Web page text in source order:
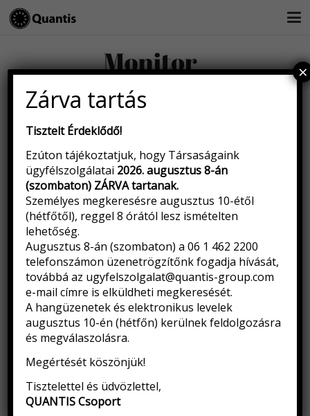
Nem tudott eleget tenni fizetési kötelezettségeinek határidőre,
legnagyobb bankja. A hazájában 20 százalékos piaci
rendelkező 145 éves Banco Espirito Santo Dél-Amerikában és
Afrikában is komoly pozíciókat szerzett.
A pénzügyi problémák éppen az elmúlt 25 év agresszív
több mint 2 milliós ügyfélszám elérésére saját erőből nem
futotta, a növekedés finanszírozásához felvett hitelek
Zárva tartás
Tisztelt Érdeklődő!
Ezúton tájékoztatjuk, hogy Társaságaink
ügyfélszolgálatai 2026. augusztus 8-án
(szombaton) ZÁRVA tartanak.
Személyes megkeresésre augusztus 10-étől
(hétfőtől), reggel 8 órától lesz ismételten
lehetőség.
Augusztus 8-án (szombaton) a 06 1 462 2200
telefonszámon üzenetrögzítőnk fogadja hívását,
továbbá az ugyfelszolgalat@quantis-group.com
e-mail címre is elküldheti megkeresését.
A hangüzenetek és elektronikus levelek
augusztus 10-én (hétfőn) kerülnek feldolgozásra
és megválaszolásra.
Megértését köszönjük!
Tisztelettel és üdvözlettel,
QUANTIS Csoport
×